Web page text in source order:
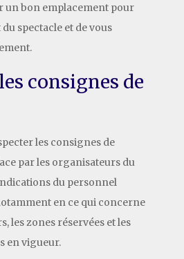
un bon emplacement pour
spectacle et de vous
consignes de
les consignes de
par les organisateurs du
du personnel
en ce qui concerne
les zones réservées et les
en vigueur.